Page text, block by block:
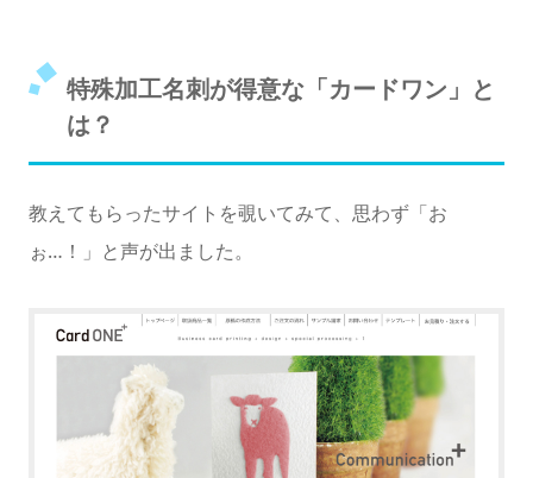
特殊加工名刺が得意な「カードワン」と
は？
教えてもらったサイトを覗いてみて、思わず「お
ぉ…！」と声が出ました。